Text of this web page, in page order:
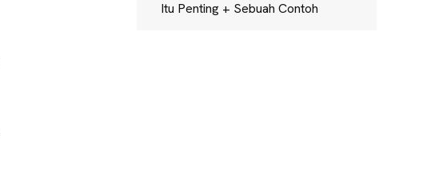
Itu Penting + Sebuah Contoh